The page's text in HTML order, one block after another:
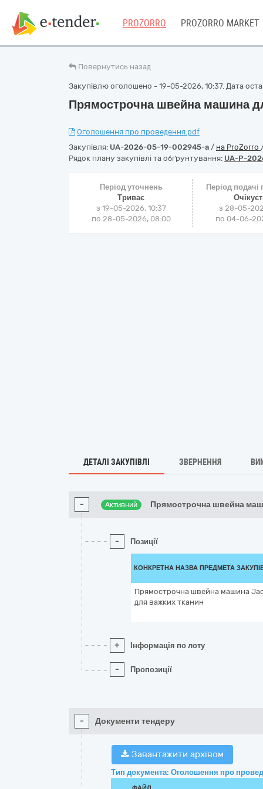
PROZORRO PROZORRO MARKET
Повернутись назад
Закупівлю оголошено - 19-05-2026, 10:37. Дата
Прямострочна швейна машина
Оголошення про проведення.pdf
Закупівля: UA-2026-05-19-002945-a / на ProZorro
Рядок плану закупівлі та обґрунтування: UA-P-
Період уточнень
Триває
з 19-05-2026, 10:37
по 28-05-2026, 08:00
Період подачі
з 28-05-
по 04-06-
ДЕТАЛІ ЗАКУПІВЛІ ЗВЕРНЕННЯ
- Активний Прямострочна швейна
- Позиції
КОНКРЕТНА НАЗВА ПРЕДМЕТА
Прямострочна швейна машина
для важких тканин
+ Інформація по лоту
- Пропозиції
- Документи тендеру
Завантажити архівом
Тип документа: Оголошення про